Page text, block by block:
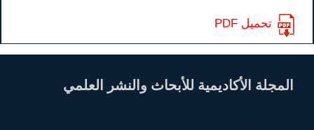
تحميل PDF
المجلة الأكاديمية للأبحاث والنشر العلمي